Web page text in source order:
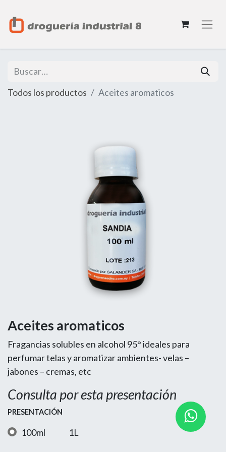
Todos los productos Aceites aromaticos
Aceites aromaticos
Fragancias solubles en alcohol 95° ideales para
perfumar telas y aromatizar ambientes- velas –
jabones – cremas, etc
Consulta por esta presentación
PRESENTACIÓN
100ml 1L